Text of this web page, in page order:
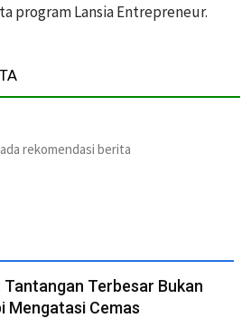
program Lansia Entrepreneur.
rekomendasi berita
Terbesar Bukan
Mengatasi Cemas